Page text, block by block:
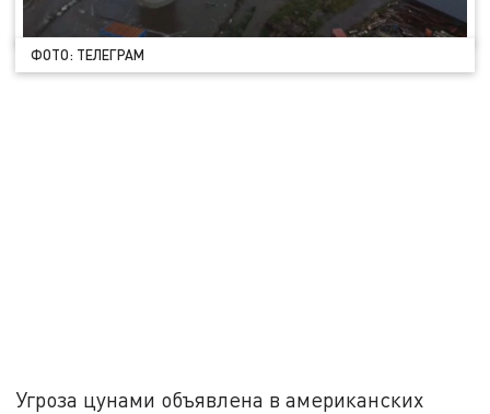
ФОТО: ТЕЛЕГРАМ
Угроза цунами объявлена в американских